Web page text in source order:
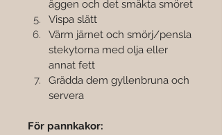
äggen och det smäkta smöret
Vispa slätt
Värm järnet och smörj/pensla
stekytorna med olja eller
annat fett
Grädda dem gyllenbruna och
servera
För pannkakor: